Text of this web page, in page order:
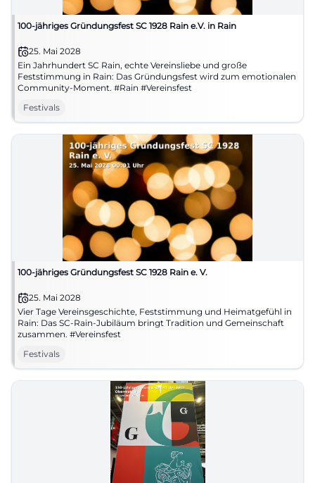
100-jähriges Gründungsfest SC 1928 Rain e.V. in Rain
25. Mai 2028
Ein Jahrhundert SC Rain, echte Vereinsliebe und große
Feststimmung in Rain: Das Gründungsfest wird zum emotionalen
Community-Moment. #Rain #Vereinsfest
Festivals
100-jähriges Gründungsfest SC 1928 Rain e. V.
25. Mai 2028
Vier Tage Vereinsgeschichte, Feststimmung und Heimatgefühl in
Rain: Das SC-Rain-Jubiläum bringt Tradition und Gemeinschaft
zusammen. #Vereinsfest
Festivals